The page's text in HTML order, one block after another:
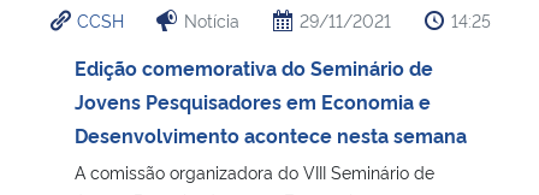
Ministério da Cidadania
Ministério da Saúde
Ministério de Minas e Energia
CCSH Notícia 29/11/2021 14:25
Edição comemorativa do Seminário de
Jovens Pesquisadores em Economia e
Desenvolvimento acontece nesta semana
A comissão organizadora do VIII Seminário de